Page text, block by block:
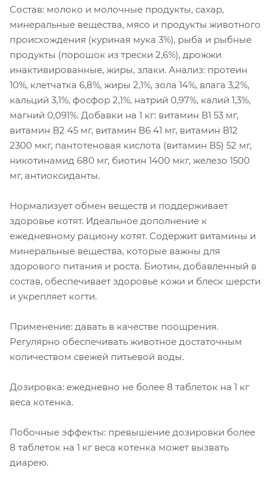
Состав: молоко и молочные продукты, сахар,
минеральные вещества, мясо и продукты животного
происхождения (куриная мука 3%), рыба и рыбные
продукты (порошок из трески 2,6%), дрожжи
инактивированные, жиры, злаки. Анализ: протеин
10%, клетчатка 6,8%, жиры 2,1%, зола 14%, влага 3,2%,
кальций 3,1%, фосфор 2,1%, натрий 0,97%, калий 1,3%,
магний 0,091%. Добавки на 1 кг: витамин В1 53 мг,
витамин В2 45 мг, витамин В6 41 мг, витамин В12
2300 мкг, пантотеновая кислота (витамин В5) 52 мг,
никотинамид 680 мг, биотин 1400 мкг, железо 1500
мг, антиоксиданты.
Нормализует обмен веществ и поддерживает
здоровье котят. Идеальное дополнение к
ежедневному рациону котят. Содержит витамины и
минеральные вещества, которые важны для
здорового питания и роста. Биотин, добавленный в
состав, обеспечивает здоровье кожи и блеск шерсти
и укрепляет когти.
Применение: давать в качестве поощрения.
Регулярно обеспечивать животное достаточным
количеством свежей питьевой воды.
Дозировка: ежедневно не более 8 таблеток на 1 кг
веса котенка.
Побочные эффекты: превышение дозировки более
8 таблеток на 1 кг веса котенка может вызвать
диарею.